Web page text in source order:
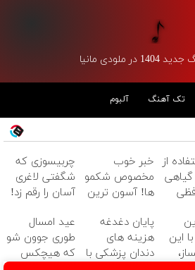
در ملودی مانیا
تک آهنگ آلبوم
از
گیاهی
با
خبر خوب
مخصوص شکمو
ها! آسون ترین
معرفی شد
چربیسوزی که
شگفتی لاغری
آسان را رقم زد!
این
پایان دغدغه
هزینه های
دندان پزشکی با
عید امسال
طوری جوون شو
که هیچکس